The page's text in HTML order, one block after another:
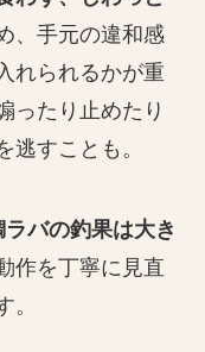
、手元の違和感
れられるかが重
ったり止めたり
逃すことも。
ラバの釣果は大き
作を丁寧に見直
。